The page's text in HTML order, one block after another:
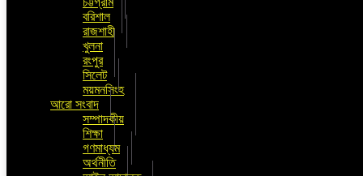
বরিশাল
রাজশাহী
খুলনা
রংপুর
সিলেট
ময়মনসিংহ
আরো সংবাদ
সম্পাদকীয়
শিক্ষা
গণমাধ্যম
অর্থনীতি